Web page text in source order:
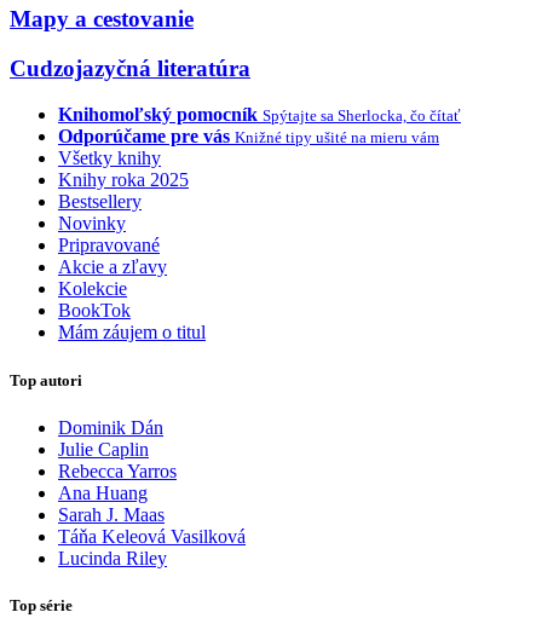
Mapy a cestovanie
Cudzojazyčná literatúra
Knihomoľský pomocník Spýtajte sa Sherlocka, čo čítať
Odporúčame pre vás Knižné tipy ušité na mieru vám
Všetky knihy
Knihy roka 2025
Bestsellery
Novinky
Pripravované
Akcie a zľavy
Kolekcie
BookTok
Mám záujem o titul
Top autori
Dominik Dán
Julie Caplin
Rebecca Yarros
Ana Huang
Sarah J. Maas
Táňa Keleová Vasilková
Lucinda Riley
Top série